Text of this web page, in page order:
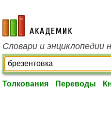
academic.ru
Словари и энциклопедии
Толкования Переводы